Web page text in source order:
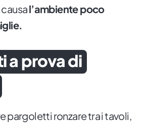
l’ambiente poco
a prova di
pargoletti ronzare tra i tavoli,